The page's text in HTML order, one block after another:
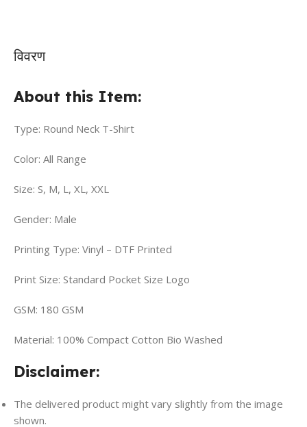
विवरण
About this Item:
Type: Round Neck T-Shirt
Color: All Range
Size: S, M, L, XL, XXL
Gender: Male
Printing Type: Vinyl – DTF Printed
Print Size: Standard Pocket Size Logo
GSM: 180 GSM
Material: 100% Compact Cotton Bio Washed
Disclaimer:
The delivered product might vary slightly from the image
shown.